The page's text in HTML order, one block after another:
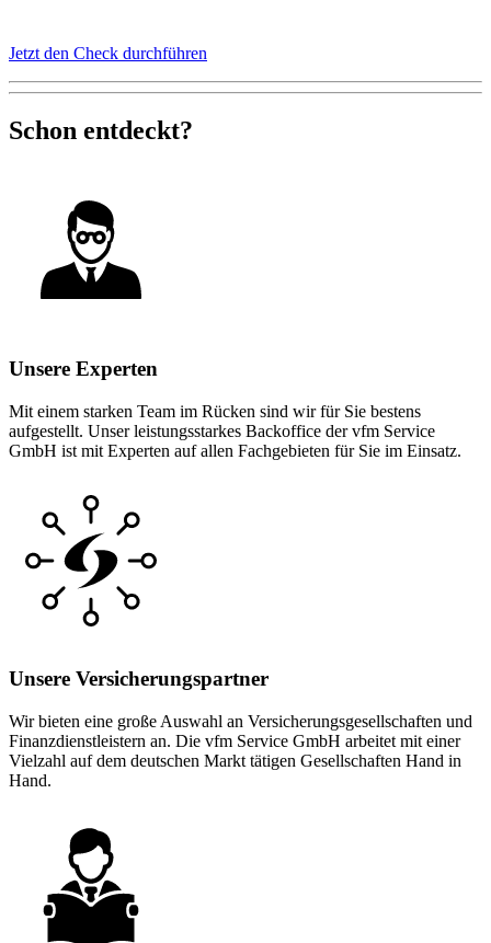
Jetzt den Check durchführen
Schon entdeckt?
Unsere Experten
Mit einem starken Team im Rücken sind wir für Sie bestens
aufgestellt. Unser leistungsstarkes Backoffice der vfm Service
GmbH ist mit Experten auf allen Fachgebieten für Sie im Einsatz.
Unsere Versicherungspartner
Wir bieten eine große Auswahl an Versicherungsgesellschaften und
Finanzdienstleistern an. Die vfm Service GmbH arbeitet mit einer
Vielzahl auf dem deutschen Markt tätigen Gesellschaften Hand in
Hand.